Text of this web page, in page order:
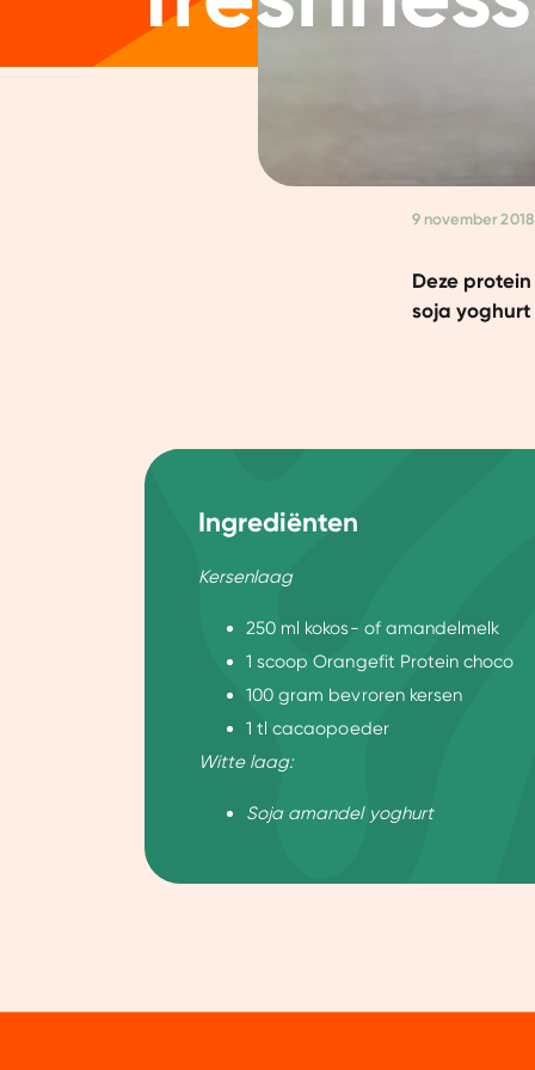
Dankzij cookies kunnen we
onze vertrouwde partners
9 november 2018
Deze
soja yoghurt
Ingrediënten
Kersenlaag
250 ml kokos- of amandelmelk
1 scoop Orangefit Protein choco
100 gram bevroren kersen
1 tl cacaopoeder
Witte laag:
Soja amandel yoghurt